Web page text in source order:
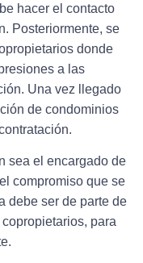
hacer el contacto
Posteriormente, se
donde
a las
Una vez llegado
de condominios
sea el encargado de
compromiso que se
debe ser de parte de
, para